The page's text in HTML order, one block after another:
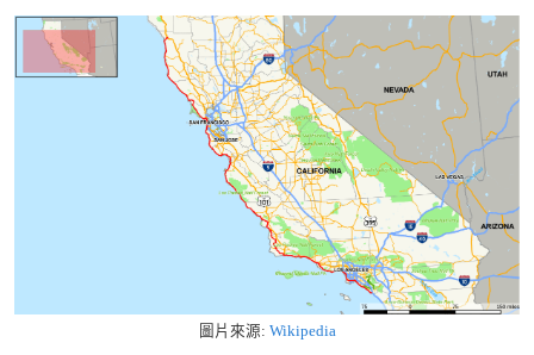
圖片來源: Wikipedia